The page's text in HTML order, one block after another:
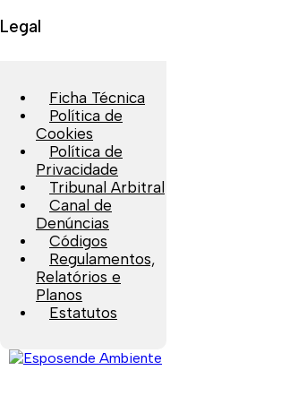
Legal
Ficha Técnica
Política de
Cookies
Política de
Privacidade
Tribunal Arbitral
Canal de
Denúncias
Códigos
Regulamentos,
Relatórios e
Planos
Estatutos